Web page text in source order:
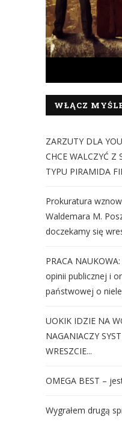
WŁĄCZ
ZARZUTY DLA
CHCE WALCZYĆ Z
TYPU PIRAMIDA
Prokuratura
Waldemara M.
doczekamy się
PRACA
opinii publicznej i
państwowej o
UOKIK IDZIE NA
NAGANIACZY
WRESZCIE...
OMEGA BEST –
Wygrałem drugą